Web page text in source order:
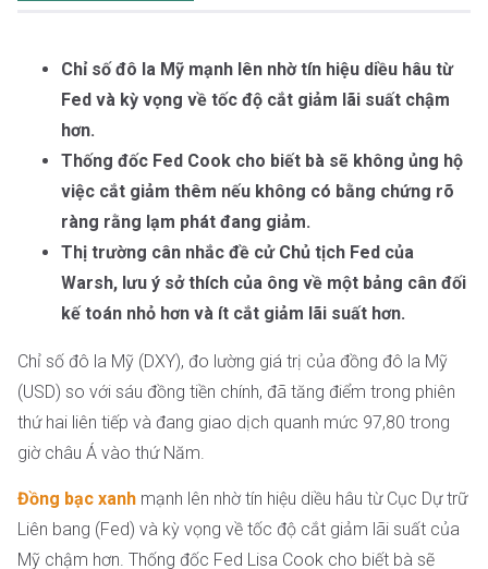
Chỉ số đô la Mỹ mạnh lên nhờ tín hiệu diều hâu từ
Fed và kỳ vọng về tốc độ cắt giảm lãi suất chậm
hơn.
Thống đốc Fed Cook cho biết bà sẽ không ủng hộ
việc cắt giảm thêm nếu không có bằng chứng rõ
ràng rằng lạm phát đang giảm.
Thị trường cân nhắc đề cử Chủ tịch Fed của
Warsh, lưu ý sở thích của ông về một bảng cân đối
kế toán nhỏ hơn và ít cắt giảm lãi suất hơn.
Chỉ số đô la Mỹ (DXY), đo lường giá trị của đồng đô la Mỹ
(USD) so với sáu đồng tiền chính, đã tăng điểm trong phiên
thứ hai liên tiếp và đang giao dịch quanh mức 97,80 trong
giờ châu Á vào thứ Năm.
Đồng bạc xanh mạnh lên nhờ tín hiệu diều hâu từ Cục Dự trữ
Liên bang (Fed) và kỳ vọng về tốc độ cắt giảm lãi suất của
Mỹ chậm hơn. Thống đốc Fed Lisa Cook cho biết bà sẽ